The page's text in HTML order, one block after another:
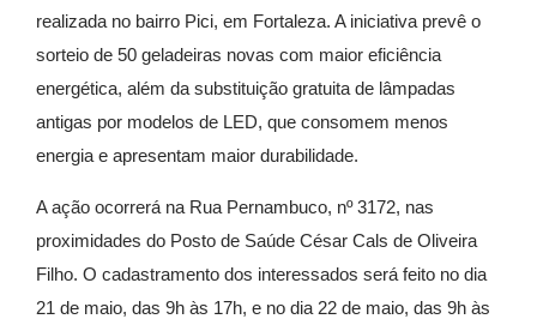
realizada no bairro Pici, em Fortaleza. A iniciativa prevê o
sorteio de 50 geladeiras novas com maior eficiência
energética, além da substituição gratuita de lâmpadas
antigas por modelos de LED, que consomem menos
energia e apresentam maior durabilidade.
A ação ocorrerá na Rua Pernambuco, nº 3172, nas
proximidades do Posto de Saúde César Cals de Oliveira
Filho. O cadastramento dos interessados será feito no dia
21 de maio, das 9h às 17h, e no dia 22 de maio, das 9h às